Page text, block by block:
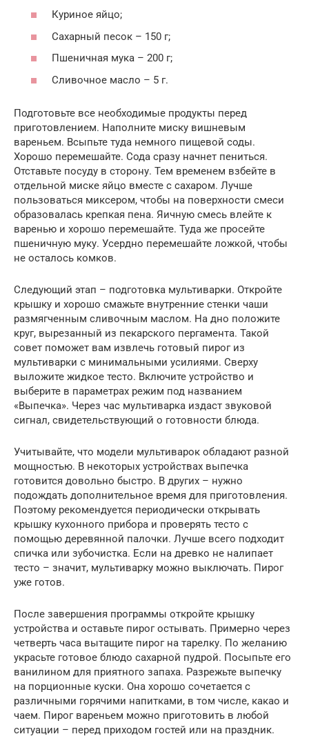
Куриное яйцо;
Сахарный песок – 150 г;
Пшеничная мука – 200 г;
Сливочное масло – 5 г.
Подготовьте все необходимые продукты перед
приготовлением. Наполните миску вишневым
вареньем. Всыпьте туда немного пищевой соды.
Хорошо перемешайте. Сода сразу начнет пениться.
Отставьте посуду в сторону. Тем временем взбейте в
отдельной миске яйцо вместе с сахаром. Лучше
пользоваться миксером, чтобы на поверхности смеси
образовалась крепкая пена. Яичную смесь влейте к
варенью и хорошо перемешайте. Туда же просейте
пшеничную муку. Усердно перемешайте ложкой, чтобы
не осталось комков.
Следующий этап – подготовка мультиварки. Откройте
крышку и хорошо смажьте внутренние стенки чаши
размягченным сливочным маслом. На дно положите
круг, вырезанный из пекарского пергамента. Такой
совет поможет вам извлечь готовый пирог из
мультиварки с минимальными усилиями. Сверху
выложите жидкое тесто. Включите устройство и
выберите в параметрах режим под названием
«Выпечка». Через час мультиварка издаст звуковой
сигнал, свидетельствующий о готовности блюда.
Учитывайте, что модели мультиварок обладают разной
мощностью. В некоторых устройствах выпечка
готовится довольно быстро. В других – нужно
подождать дополнительное время для приготовления.
Поэтому рекомендуется периодически открывать
крышку кухонного прибора и проверять тесто с
помощью деревянной палочки. Лучше всего подходит
спичка или зубочистка. Если на древко не налипает
тесто – значит, мультиварку можно выключать. Пирог
уже готов.
После завершения программы откройте крышку
устройства и оставьте пирог остывать. Примерно через
четверть часа вытащите пирог на тарелку. По желанию
украсьте готовое блюдо сахарной пудрой. Посыпьте его
ванилином для приятного запаха. Разрежьте выпечку
на порционные куски. Она хорошо сочетается с
различными горячими напитками, в том числе, какао и
чаем. Пирог вареньем можно приготовить в любой
ситуации – перед приходом гостей или на праздник.